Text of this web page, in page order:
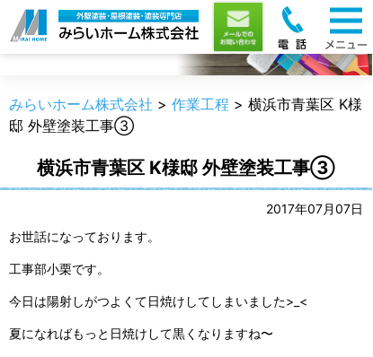
職人のうんちく
みらいホーム株式会社 > 作業工程 > 横浜市青葉区 K様
邸 外壁塗装工事③
横浜市青葉区 K様邸 外壁塗装工事③
2017年07月07日
お世話になっております。
工事部小栗です。
今日は陽射しがつよくて日焼けしてしまいました>_<
夏になればもっと日焼けして黒くなりますね〜